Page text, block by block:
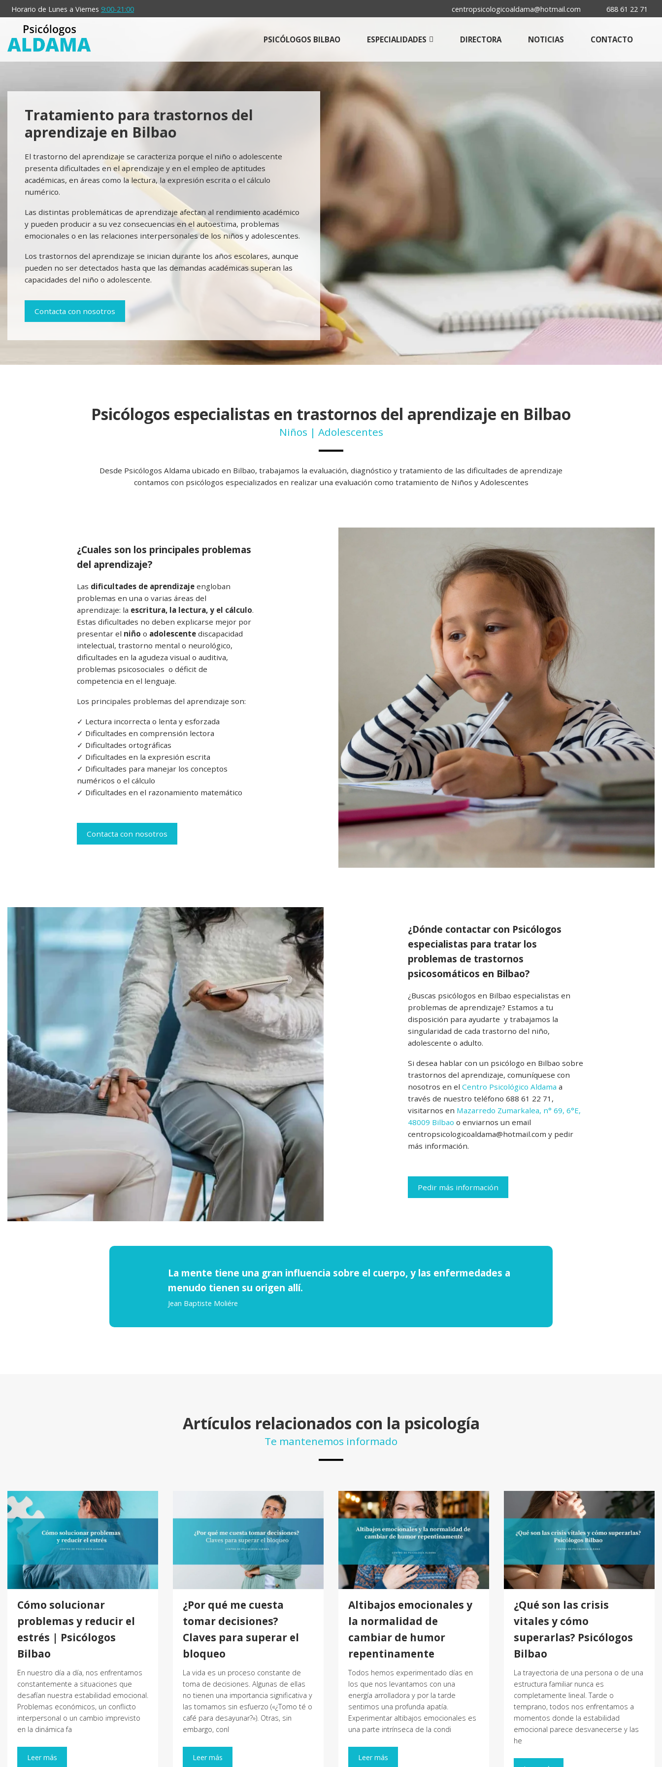
Saltar
al
contenido
principal
Horario de Lunes a Viernes 9:00-21:00 centropsicologicoaldama@hotmail.com 688 61 22 71
PSICÓLOGOS BILBAO ESPECIALIDADES
Psicólogos para adultos
Terapia de pareja en Bilbao
Técnicas de estudio
Psicología online |Terapia
DIRECTORA NOTICIAS CONTACTO
Tratamiento para trastornos del
aprendizaje en Bilbao
El trastorno del aprendizaje se caracteriza porque el niño o adolescente
presenta dificultades en el aprendizaje y en el empleo de aptitudes
académicas, en áreas como la lectura, la expresión escrita o el cálculo
numérico.
Las distintas problemáticas de aprendizaje afectan al rendimiento académico
y pueden producir a su vez consecuencias en el autoestima, problemas
emocionales o en las relaciones interpersonales de los niños y adolescentes.
Los trastornos del aprendizaje se inician durante los años escolares, aunque
pueden no ser detectados hasta que las demandas académicas superan las
capacidades del niño o adolescente.
Contacta con nosotros
Psicólogos especialistas en trastornos del aprendizaje en Bilbao
Niños | Adolescentes
Desde Psicólogos Aldama ubicado en Bilbao, trabajamos la evaluación, diagnóstico y tratamiento de las dificultades de aprendizaje
contamos con psicólogos especializados en realizar una evaluación como tratamiento de Niños y Adolescentes
¿Cuales son los principales problemas
del aprendizaje?
Las dificultades de aprendizaje engloban
problemas en una o varias áreas del
aprendizaje: la escritura, la lectura, y el cálculo.
Estas dificultades no deben explicarse mejor por
presentar el niño o adolescente discapacidad
intelectual, trastorno mental o neurológico,
dificultades en la agudeza visual o auditiva,
problemas psicosociales o déficit de
competencia en el lenguaje.
Los principales problemas del aprendizaje son:
✓ Lectura incorrecta o lenta y esforzada
✓ Dificultades en comprensión lectora
✓ Dificultades ortográficas
✓ Dificultades en la expresión escrita
✓ Dificultades para manejar los conceptos
numéricos o el cálculo
✓ Dificultades en el razonamiento matemático
Contacta con nosotros
¿Dónde contactar con Psicólogos
especialistas para tratar los
problemas de trastornos
psicosomáticos en Bilbao?
¿Buscas psicólogos en Bilbao especialistas en
problemas de aprendizaje? Estamos a tu
disposición para ayudarte y trabajamos la
singularidad de cada trastorno del niño,
adolescente o adulto.
Si desea hablar con un psicólogo en Bilbao sobre
trastornos del aprendizaje, comuníquese con
nosotros en el Centro Psicológico Aldama a
través de nuestro teléfono 688 61 22 71,
visitarnos en Mazarredo Zumarkalea, n° 69, 6°E,
48009 Bilbao o enviarnos un email
centropsicologicoaldama@hotmail.com y pedir
más información.
Pedir más información
La mente tiene una gran influencia sobre el cuerpo, y las enfermedades a
menudo tienen su origen allí.
Jean Baptiste Moliére
Artículos relacionados con la psicología
Te mantenemos informado
Cómo solucionar
problemas y reducir el
estrés | Psicólogos
Bilbao
En nuestro día a día, nos enfrentamos
constantemente a situaciones que
desafían nuestra estabilidad emocional.
Problemas económicos, un conflicto
interpersonal o un cambio imprevisto
en la dinámica fa
Leer más
¿Por qué me cuesta
tomar decisiones?
Claves para superar el
bloqueo
La vida es un proceso constante de
toma de decisiones. Algunas de ellas
no tienen una importancia significativa y
las tomamos sin esfuerzo («¿Tomo té o
café para desayunar?»). Otras, sin
embargo, conl
Leer más
Altibajos emocionales y
la normalidad de
cambiar de humor
repentinamente
Todos hemos experimentado días en
los que nos levantamos con una
energía arrolladora y por la tarde
sentimos una profunda apatía.
Experimentar altibajos emocionales es
una parte intrínseca de la condi
Leer más
¿Qué son las crisis
vitales y cómo
superarlas? Psicólogos
Bilbao
La trayectoria de una persona o de una
estructura familiar nunca es
completamente lineal. Tarde o
temprano, todos nos enfrentamos a
momentos donde la estabilidad
emocional parece desvanecerse y las
he